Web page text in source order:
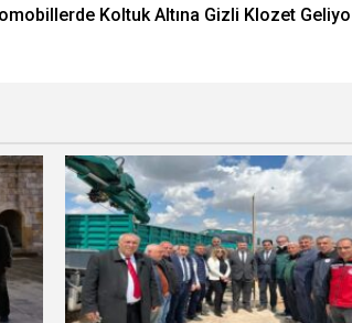
Koltuk Altına Gizli Klozet